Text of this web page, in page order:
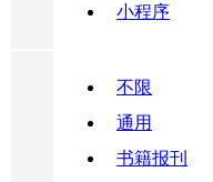
小程序
不限
通用
书籍报刊